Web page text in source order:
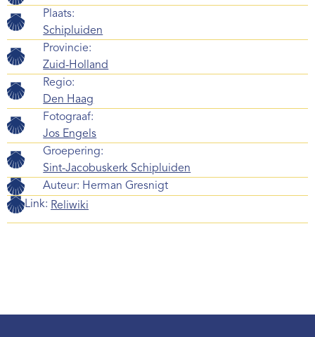
Plaats:
Schipluiden
Provincie:
Zuid-Holland
Regio:
Den Haag
Fotograaf:
Jos Engels
Groepering:
Sint-Jacobuskerk Schipluiden
Auteur: Herman Gresnigt
Link: Reliwiki